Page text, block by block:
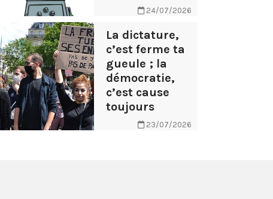
24/07/2026
La dictature,
c’est ferme ta
gueule ; la
démocratie,
c’est cause
toujours
23/07/2026